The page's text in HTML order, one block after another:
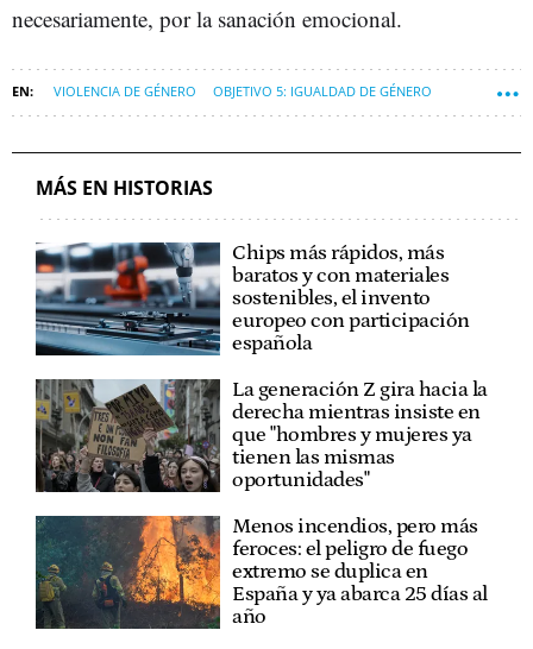
necesariamente, por la sanación emocional.
VIOLENCIA DE GÉNERO OBJETIVO 5: IGUALDAD DE GÉNERO
MÁS EN HISTORIAS
Chips más rápidos, más
baratos y con materiales
sostenibles, el invento
europeo con participación
española
La generación Z gira hacia la
derecha mientras insiste en
que "hombres y mujeres ya
tienen las mismas
oportunidades"
Menos incendios, pero más
feroces: el peligro de fuego
extremo se duplica en
España y ya abarca 25 días al
año